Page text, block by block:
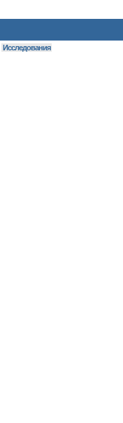
Исследования